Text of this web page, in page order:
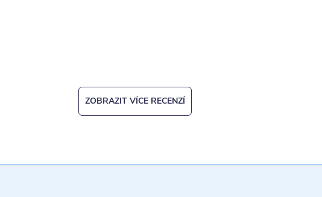
ZOBRAZIT VÍCE RECENZÍ